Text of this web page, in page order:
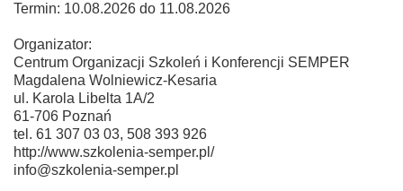
Termin: 10.08.2026 do 11.08.2026
Organizator:
Centrum Organizacji Szkoleń i Konferencji SEMPER
Magdalena Wolniewicz-Kesaria
ul. Karola Libelta 1A/2
61-706 Poznań
tel. 61 307 03 03, 508 393 926
http://www.szkolenia-semper.pl/
info@szkolenia-semper.pl